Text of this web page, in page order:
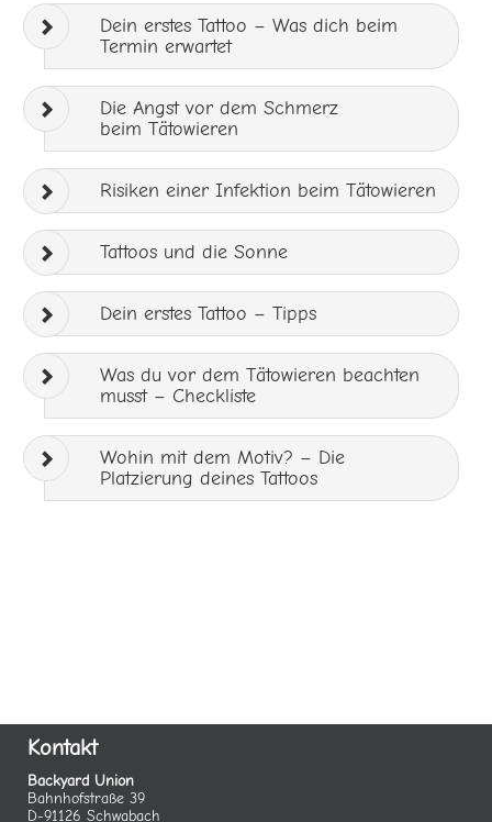
Dein erstes Tattoo – Was dich beim
Termin erwartet
Die Angst vor dem Schmerz
beim Tätowieren
Risiken einer Infektion beim Tätowieren
Tattoos und die Sonne
Dein erstes Tattoo – Tipps
Was du vor dem Tätowieren beachten
musst – Checkliste
Wohin mit dem Motiv? – Die
Platzierung deines Tattoos
Kontakt
Backyard Union
Bahnhofstraße 39
D-91126 Schwabach